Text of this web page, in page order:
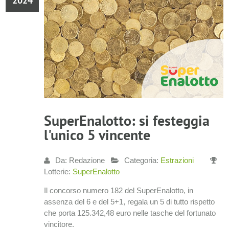
SuperEnalotto: si festeggia
l'unico 5 vincente
Da: Redazione Categoria: Estrazioni
Lotterie: SuperEnalotto
Il concorso numero 182 del SuperEnalotto, in
assenza del 6 e del 5+1, regala un 5 di tutto rispetto
che porta 125.342,48 euro nelle tasche del fortunato
vincitore.